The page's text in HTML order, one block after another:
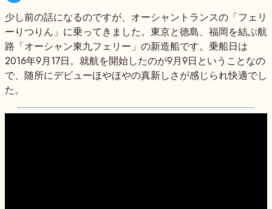
少し前の話になるのですが、オーシャントランスの「フェリ
ーりつりん」に乗ってきました。東京と徳島、福岡を結ぶ航
路「オーシャン東九フェリー」の新造船です。乗船日は
2016年9月17日。就航を開始したのが9月9日ということなの
で、随所にデビューほやほやの真新しさが感じられ快適でし
た。